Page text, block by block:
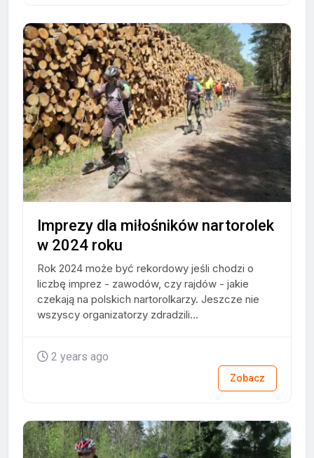
Imprezy dla miłośników nartorolek
w 2024 roku
Rok 2024 może być rekordowy jeśli chodzi o
liczbę imprez - zawodów, czy rajdów - jakie
czekają na polskich nartorolkarzy. Jeszcze nie
wszyscy organizatorzy zdradzili...
2 years ago
Zobacz